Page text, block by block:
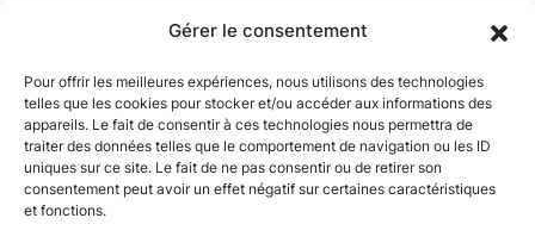
Gérer le consentement
Pour offrir les meilleures expériences, nous utilisons des technologies
telles que les cookies pour stocker et/ou accéder aux informations des
appareils. Le fait de consentir à ces technologies nous permettra de
traiter des données telles que le comportement de navigation ou les ID
uniques sur ce site. Le fait de ne pas consentir ou de retirer son
consentement peut avoir un effet négatif sur certaines caractéristiques
et fonctions.
Adhérer
Documentation